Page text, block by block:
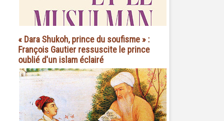
« Dara Shukoh, prince du soufisme » :
François Gautier ressuscite le prince
oublié d'un islam éclairé